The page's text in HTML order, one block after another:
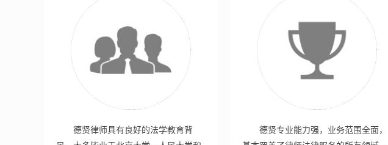
德贤律师具有良好的法学教育背
德贤专业能力强，业务范围全面，